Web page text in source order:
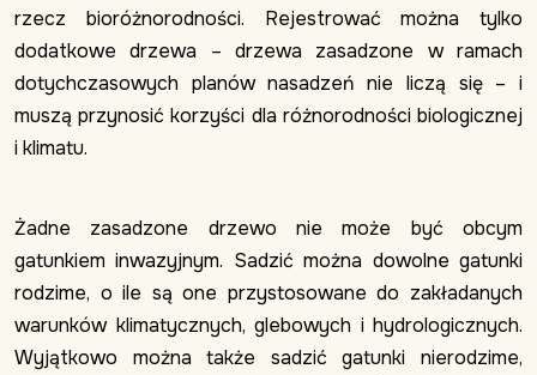
rzecz bioróżnorodności. Rejestrować można tylko
dodatkowe drzewa – drzewa zasadzone w ramach
dotychczasowych planów nasadzeń nie liczą się – i
muszą przynosić korzyści dla różnorodności biologicznej
i klimatu.
Żadne zasadzone drzewo nie może być obcym
gatunkiem inwazyjnym. Sadzić można dowolne gatunki
rodzime, o ile są one przystosowane do zakładanych
warunków klimatycznych, glebowych i hydrologicznych.
Wyjątkowo można także sadzić gatunki nierodzime,